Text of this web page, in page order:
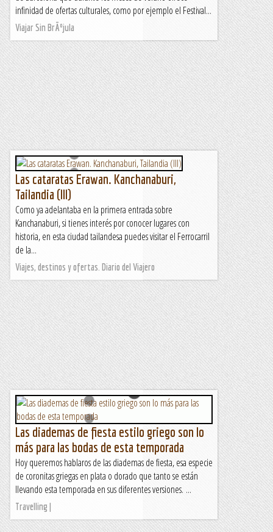
infinidad de ofertas culturales, como por ejemplo el Festival...
Viajar Sin BrÃºjula
Las cataratas Erawan. Kanchanaburi,
Tailandia (III)
Como ya adelantaba en la primera entrada sobre
Kanchanaburi, si tienes interés por conocer lugares con
historia, en esta ciudad tailandesa puedes visitar el Ferrocarril
de la...
Viajes, destinos y ofertas. Diario del Viajero
Las diademas de fiesta estilo griego son lo
más para las bodas de esta temporada
Hoy queremos hablaros de las diademas de fiesta, esa especie
de coronitas griegas en plata o dorado que tanto se están
llevando esta temporada en sus diferentes versiones. ...
Travelling |